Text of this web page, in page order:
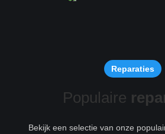
Reparaties
Populaire
Bekijk een selectie van onze